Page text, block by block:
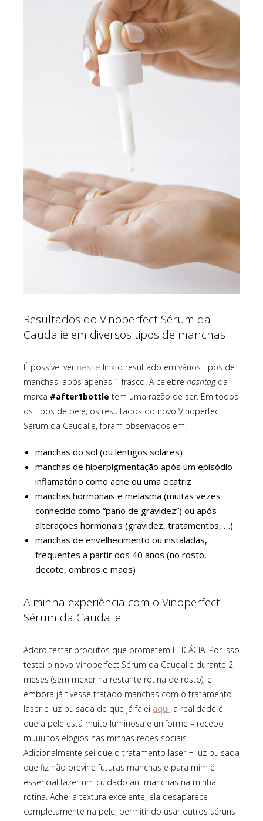
Resultados do Vinoperfect Sérum da
Caudalie em diversos tipos de manchas
É possível verneste link o resultado em vários tipos de
manchas, após apenas 1 frasco. A célebre hashtagda
marca #after1bottle tem uma razão de ser. Em todos
os tipos de pele, os resultados do novo Vinoperfect
Sérum da Caudalie, foram observados em:
manchas do sol (ou lentigos solares)
manchas de hiperpigmentação após um episódio
inflamatório como acne ou uma cicatriz
manchas hormonais e melasma (muitas vezes
conhecido como “pano de gravidez”) ou após
alterações hormonais (gravidez, tratamentos, …)
manchas de envelhecimento ou instaladas,
frequentes a partir dos 40 anos (no rosto,
decote, ombros e mãos)
A minha experiência com o Vinoperfect
Sérum da Caudalie
Adoro testar produtos que prometem EFICÁCIA. Por isso
testei o novo Vinoperfect Sérum da Caudalie durante 2
meses (sem mexer na restante rotina de rosto), e
embora já tivesse tratado manchas com o tratamento
laser e luz pulsada de que já falei aqui, a realidade é
que a pele está muito luminosa e uniforme – recebo
muuuitos elogios nas minhas redes sociais.
Adicionalmente sei que o tratamento laser + luz pulsada
que fiz não previne futuras manchas e para mim é
essencial fazer um cuidado antimanchas na minha
rotina. Achei a textura excelente, ela desaparece
completamente na pele, permitindo usar outros séruns